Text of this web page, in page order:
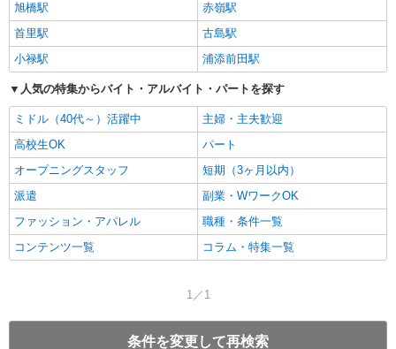
旭橋駅
赤嶺駅
首里駅
古島駅
小禄駅
浦添前田駅
人気の特集からバイト・アルバイト・パートを探す
ミドル（40代～）活躍中
主婦・主夫歓迎
高校生OK
パート
オープニングスタッフ
短期（3ヶ月以内）
派遣
副業・WワークOK
ファッション・アパレル
職種・条件一覧
コンテンツ一覧
コラム・特集一覧
1／1
条件を変更して再検索